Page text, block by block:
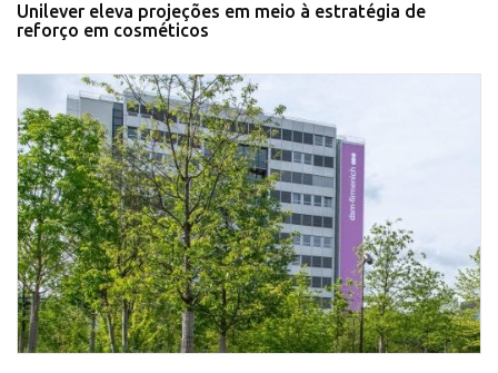
Unilever eleva projeções em meio à estratégia de
reforço em cosméticos